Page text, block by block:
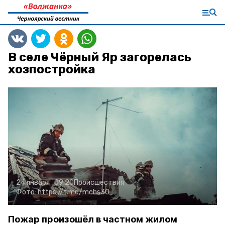
В селе Чёрный Яр загорелась
хозпостройка
24 января , 09:20Происшествия
Фото:https://t.me/mchs30
Пожар произошёл в частном жилом